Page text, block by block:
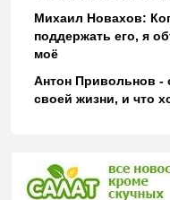
Михаил Новахов:
поддержать его, я
моё
Антон Привольнов -
своей жизни, и что